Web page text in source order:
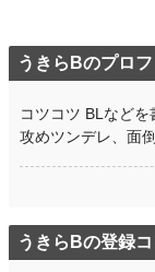
うきらBのプロ
コツコツ BLなど
攻めツンデレ、面
うきらBの登録